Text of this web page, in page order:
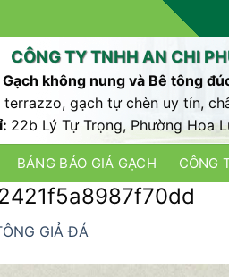
CÔNG TY TNHH AN CHI
không nung và Bê tông
terrazzo, gạch tự chèn uy tín,
22b Lý Tự Trọng, Phường Hoa
BẢNG BÁO GIÁ GẠCH CÔNG
GIẢ ĐÁ